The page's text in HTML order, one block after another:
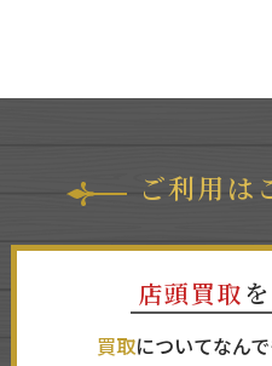
ご利用は
店頭買取
買取についてなん